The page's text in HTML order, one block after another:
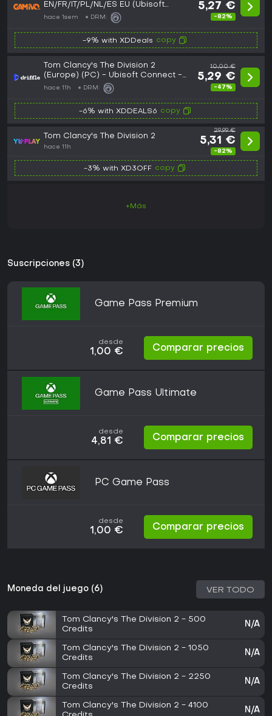
EN/FR/IT/PL/NL/ES EU (Ubisoft
Connect)
hace 1sem DRM:
5,27 €
-82%
-9% with XDDeals copy
Tom Clancy's The Division 2
(Europe) (PC) - Ubisoft Connect -
Digital Key
hace 11h DRM:
10,00 €
5,29 €
-47%
-6% with XDDEALS6 copy
Tom Clancy's The Division 2
hace 11h
29,99 €
5,31 €
-82%
-3% with XD3OFF copy
+Más
Suscripciones (3)
Game Pass Premium
desde
1,00 € Comparar precios
Game Pass Ultimate
desde
4,81 € Comparar precios
PC Game Pass
desde
1,00 € Comparar precios
Moneda del juego (6) VER TODO
Tom Clancy's The Division 2 - 500
Credits
N/A
Tom Clancy's The Division 2 - 1050
Credits
N/A
Tom Clancy's The Division 2 - 2250
Credits
N/A
Tom Clancy's The Division 2 - 4100
N/A